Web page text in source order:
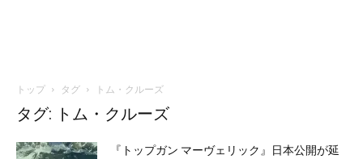
トップ タグ トム・クルーズ
タグ: トム・クルーズ
『トップガン マーヴェリック』日本公開が延